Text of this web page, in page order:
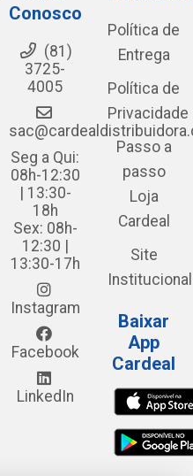
Conosco
(81)
3725-
4005
Seg a Qui:
08h-12:30
| 13:30-
18h
Sex: 08h-
12:30 |
13:30-17h
Instagram
Facebook
LinkedIn
Política de
Entrega
Política de
Privacidade
Passo a
passo
Loja
Cardeal
Site
Institucional
Baixar
App
Cardeal